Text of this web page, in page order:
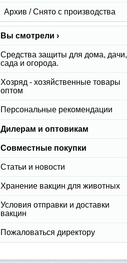
Архив / Снято с производства
Вы смотрели ›
Средства защиты для дома, дачи,
сада и огорода.
Хозряд - хозяйственные товары
оптом
Персональные рекомендации
Дилерам и оптовикам
Совместные покупки
Статьи и новости
Хранение вакцин для животных
Условия отправки и доставки
вакцин
Пожаловаться директору